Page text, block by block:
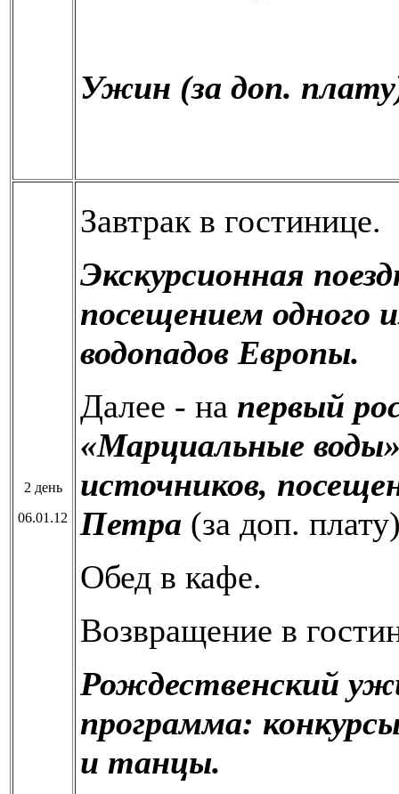
Ужин (за доп.
2 день
06.01.12
Завтрак в гостинице.
Экскурсионная
посещением одного
водопадов Европы.
Далее - на первый
«Марциальные
источников,
Петра (за доп.
Обед в кафе.
Возвращение в
Рождественский
программа:
и танцы.